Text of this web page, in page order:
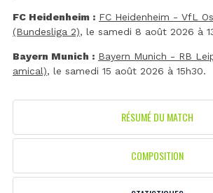
FC Heidenheim : FC Heidenheim - VfL
(Bundesliga 2), le samedi 8 août 2026 à
Bayern Munich : Bayern Munich - RB
amical), le samedi 15 août 2026 à 15h30.
RÉSUMÉ DU MATCH
COMPOSITION